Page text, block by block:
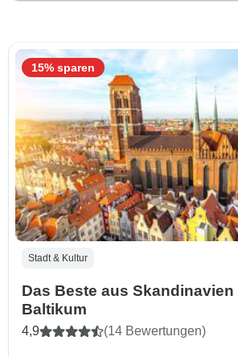
Stadt & Kultur
Das Beste aus Skandinavien
Baltikum
4,9 (14 Bewertungen)
15% sparen